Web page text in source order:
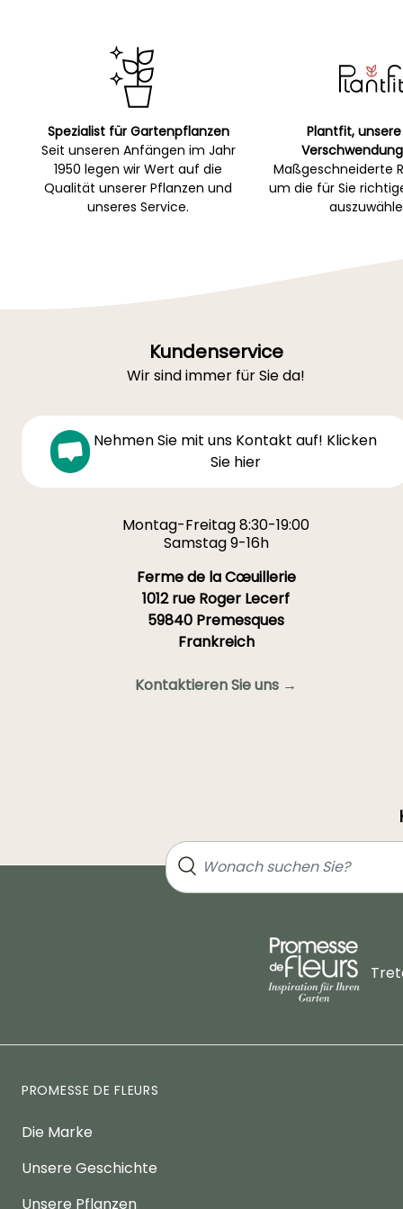
Spezialist für Gartenpflanzen
Seit unseren Anfängen im Jahr
1950 legen wir Wert auf die
Qualität unserer Pflanzen und
unseres Service.
Plantfit,
Maßgeschneiderte
um die für Sie
Kundenservice
Wir sind immer für Sie da!
Nehmen Sie mit uns Kontakt auf! Klicken
Sie hier
Montag-Freitag 8:30-19:00
Samstag 9-16h
Ferme de la Cœuillerie
1012 rue Roger Lecerf
59840 Premesques
Frankreich
Kontaktieren Sie uns →
PROMESSE DE FLEURS
Die Marke
Unsere Geschichte
Unsere Pflanzen